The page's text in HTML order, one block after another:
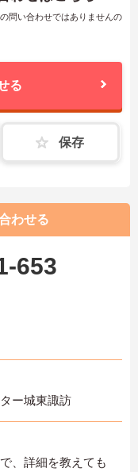
問い合わせではありませんの
る
保存
わせる
653
ー城東諏訪
、詳細を教えても